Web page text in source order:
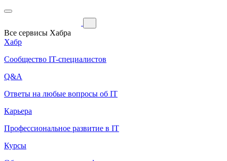
Все сервисы Хабра
Хабр
Сообщество IT-специалистов
Q&A
Ответы на любые вопросы об IT
Карьера
Профессиональное развитие в IT
Курсы